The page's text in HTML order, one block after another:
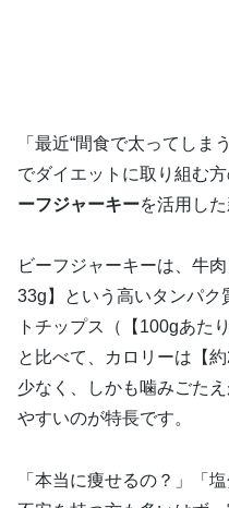
「最近“間食で太ってし
でダイエットに取り組む
ーフジャーキーを活用し
ビーフジャーキーは、牛
33g】という高いタンパク
トチップス（【100gあた
と比べて、カロリーは【
少なく、しかも噛みごた
やすいのが特長です。
「本当に痩せるの？」「